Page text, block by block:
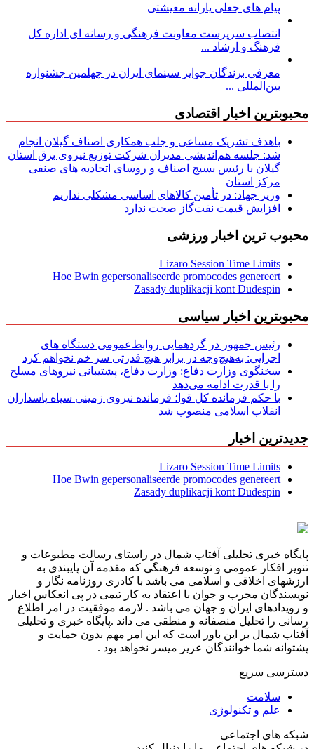
پیام های جعلی یارانه معیشتی
انتصاب سرپرست معاونت فرهنگی و رسانه ای اداره کل
فرهنگ و ارشاد ...
معرفی برندگان جوایز سینمای ایران در چهلمین جشنواره
بین‌المللی ...
محبوبترین اخبار اقتصادی
باهدف تشریک مساعی و جلب همکاری اصناف گیلان انجام
شد: جلسه هم‌اندیشی مدیران شركت توزیع نیروی برق استان
گیلان با رئیس بسیج اصناف و روسای اتحادیه های صنفی
مركز استان
وزیر جهاد: در تأمین کالاهای اساسی مشکلی نداریم
افزایش قیمت نفت‌گاز صحت ندارد
محبوب ترین اخبار ورزشی
Lizaro Session Time Limits
Hoe Bwin gepersonaliseerde promocodes genereert
Zasady duplikacji kont Dudespin
محبوبترین اخبار سیاسی
رئیس جمهور در گردهمایی روابط‌عمومی دستگاه های
اجرایی: به‌هیچ‌وجه در برابر هیچ قدرتی سر خم نخواهم کرد
سخنگوی وزارت دفاع: وزارت دفاع، پشتیبانی نیرو‌های مسلح
را با قدرت ادامه می‌دهد
با حکم فرمانده کل قوا؛ فرمانده نیروی زمینی سپاه پاسداران
انقلاب اسلامی منصوب شد
جدیدترین اخبار
Lizaro Session Time Limits
Hoe Bwin gepersonaliseerde promocodes genereert
Zasady duplikacji kont Dudespin
پایگاه خبری تحلیلی آفتاب شمال در راستای رسالت مطبوعات و
تنویر افکار عمومی و توسعه فرهنگی که مقدمه آن پایبندی به
ارزشهای اخلاقی و اسلامی می باشد با کادری روزنامه نگار و
نویسندگان مجرب و جوان با اعتقاد به کار تیمی در پی انعکاس اخبار
و رویدادهای ایران و جهان می باشد . لازمه موفقیت در امر اطلاع
رسانی را تحلیل منصفانه و منطقی می داند .پایگاه خبری و تحلیلی
آفتاب شمال بر این باور است که این امر مهم بدون حمایت و
پشتوانه شما خوانندگان عزیز میسر نخواهد بود .
دسترسی سریع
سلامت
علم و تکنولوژی
شبکه های اجتماعی